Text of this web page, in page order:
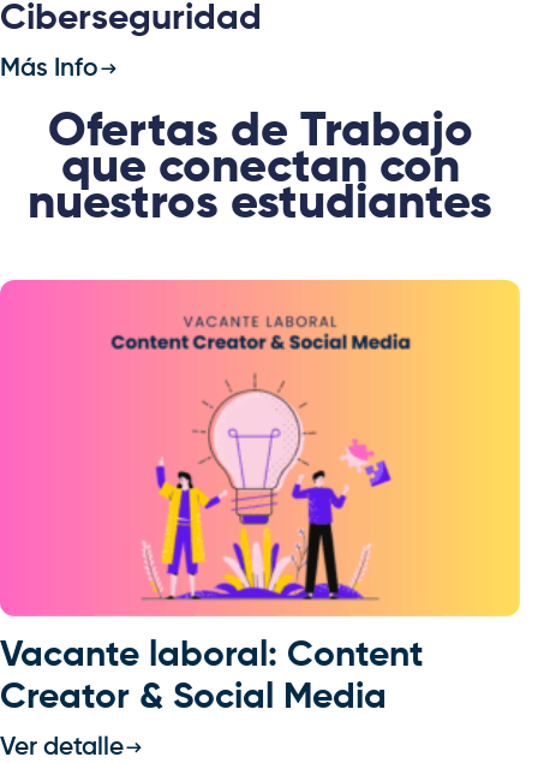
Ciberseguridad
Más Info
Ofertas de Trabajo
que conectan con
nuestros estudiantes
Vacante laboral: Content
Creator & Social Media
Ver detalle